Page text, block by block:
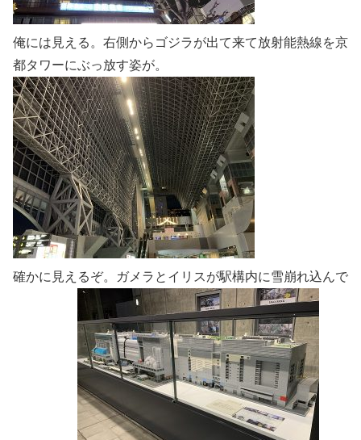
俺には見える。右側からゴジラが出て来て放射能熱線を京
都タワーにぶっ放す姿が。
確かに見えるぞ。ガメラとイリスが駅構内に雪崩れ込んで